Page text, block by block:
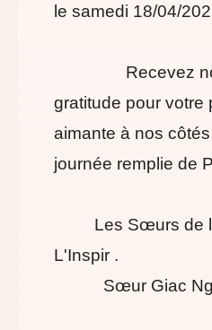
le samedi 18/04/
Recevez
gratitude pour votre
aimante à nos
journée remplie de
Les Sœurs de la
L'Inspir .
Sœur Giac